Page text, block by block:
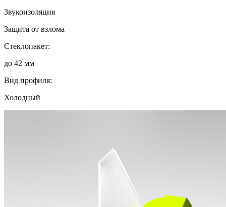
Звукоизоляция
Защита от взлома
Стеклопакет:
до 42 мм
Вид профиля:
Холодный